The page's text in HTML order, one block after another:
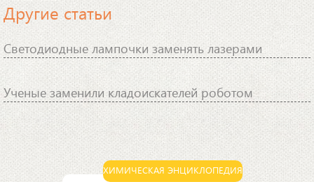
Другие статьи
Светодиодные лампочки заменять лазерами
Ученые заменили кладоискателей роботом
ХИМИЧЕСКАЯ ЭНЦИКЛОПЕДИЯ